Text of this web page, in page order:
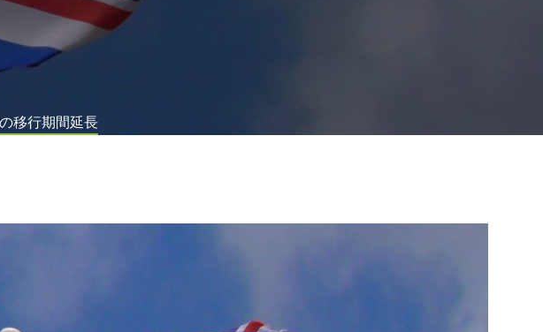
移行期間延長